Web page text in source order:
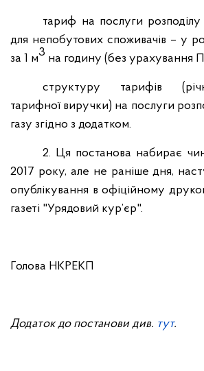
тариф на послуги
для непобутових споживачів – у
за 1 м3 на годину (без урахування
структуру тарифів
тарифної виручки) на послуги
газу згідно з додатком.
2. Ця постанова набирає
2017 року, але не раніше дня,
опублікування в офіційному
газеті "Урядовий кур’єр".
Голова НКРЕКП
Додатокдо постанови див. тут.